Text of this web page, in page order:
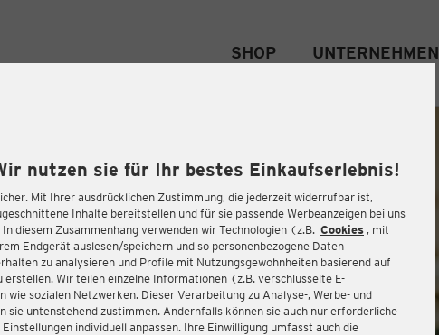
nutzen sie für Ihr bestes Einkaufserlebnis!
Mit Ihrer ausdrücklichen Zustimmung, die jederzeit widerrufbar ist,
Inhalte bereitstellen und für sie passende Werbeanzeigen bei uns
diesem Zusammenhang verwenden wir Technologien (z.B. Cookies , mit
Endgerät auslesen/speichern und so personenbezogene Daten
zu analysieren und Profile mit Nutzungsgewohnheiten basierend auf
Wir teilen einzelne Informationen (z.B. verschlüsselte E-
sozialen Netzwerken. Dieser Verarbeitung zu Analyse-, Werbe- und
sie untenstehend zustimmen. Andernfalls können sie auch nur erforderliche
individuell anpassen. Ihre Einwilligung umfasst auch die
SHOP UNTERNEHMEN